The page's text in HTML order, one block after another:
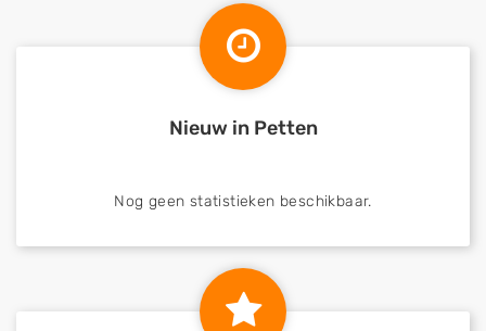
Nieuw in Petten
Nog geen statistieken beschikbaar.